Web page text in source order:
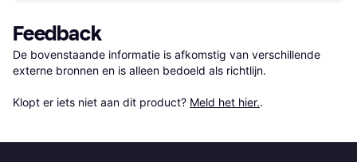
Feedback
De bovenstaande informatie is afkomstig van verschillende
externe bronnen en is alleen bedoeld als richtlijn.
Klopt er iets niet aan dit product? Meld het hier..